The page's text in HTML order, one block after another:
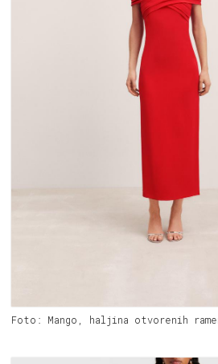
Foto: Mango, haljina otvorenih